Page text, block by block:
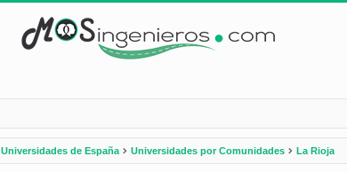
Universidades de España Universidades por Comunidades La Rioja